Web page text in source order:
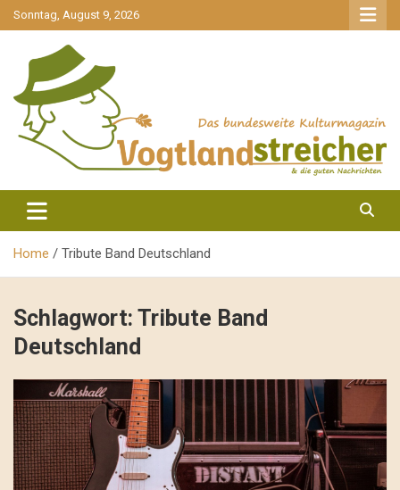
gehe
zum
Sonntag, August 9, 2026
Vogtlandstreicher
Home Tribute Band Deutschland
Schlagwort: Tribute Band
Deutschland